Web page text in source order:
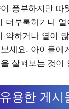
풍부하지만 따
더부룩하거나
약하거나 열이
세요. 아이들에
살펴보는 것이
용한 게시